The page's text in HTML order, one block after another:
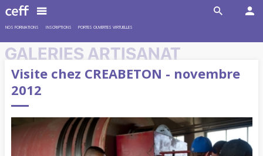
NOS FORMATIONS INSCRIPTIONS PORTES OUVERTES VIRTUELLES
GALERIES ARTISANAT
Visite chez CREABETON - novembre
2012